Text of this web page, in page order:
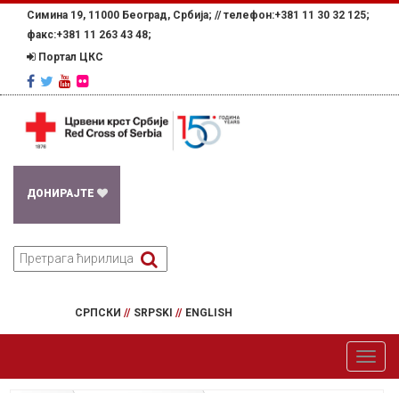
Симина 19, 11000 Београд, Србија; // телефон:+381 11 30 32 125;
факс:+381 11 263 43 48;
Портал ЦКС
ДОНИРАЈТЕ
СРПСКИ // SRPSKI // ENGLISH